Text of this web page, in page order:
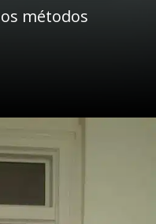
métodos